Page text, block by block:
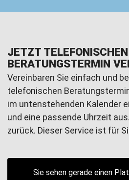
JETZT TELEFONISCHEN
BERATUNGSTERMIN
Vereinbaren Sie einfach und
telefonischen
im untenstehenden Kalender
und eine passende Uhrzeit
zurück. Dieser Service ist für
Sie sehen gerade einen